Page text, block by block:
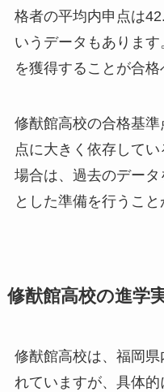
格者の平均内申点は
いうデータもありま
を獲得することが合格
修猷館高校の合格基
点に大きく依存して
場合は、過去のデー
とした準備を行うこと
修猷館高校の進学
修猷館高校は、福岡
れていますが、具体